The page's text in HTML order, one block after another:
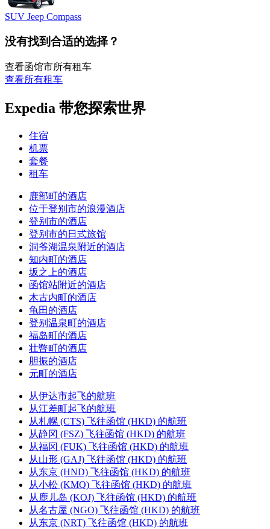
SUV Jeep Compass
没有找到合适的选择？
查看函馆市所有租车
查看所有租车
Expedia 带您探索世界
住宿
机票
套餐
租车
鹿部町的酒店
位于登别市的浪漫酒店
登别市的酒店
登别市的日式旅馆
洞爷湖温泉附近的酒店
知内町的酒店
坂之上的酒店
函馆站附近的酒店
木古内町的酒店
龟田的酒店
登别温泉町的酒店
福岛町的酒店
壮瞥町的酒店
胆振的酒店
元町的酒店
从伊达市起飞的航班
从江差町起飞的航班
从札幌 (CTS) 飞往函馆 (HKD) 的航班
从静冈 (FSZ) 飞往函馆 (HKD) 的航班
从福冈 (FUK) 飞往函馆 (HKD) 的航班
从山形 (GAJ) 飞往函馆 (HKD) 的航班
从东京 (HND) 飞往函馆 (HKD) 的航班
从小松 (KMQ) 飞往函馆 (HKD) 的航班
从鹿儿岛 (KOJ) 飞往函馆 (HKD) 的航班
从名古屋 (NGO) 飞往函馆 (HKD) 的航班
从东京 (NRT) 飞往函馆 (HKD) 的航班